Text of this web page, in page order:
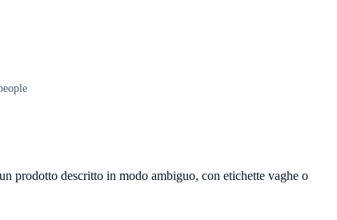
prodotto descritto in modo ambiguo, con etichette vaghe o